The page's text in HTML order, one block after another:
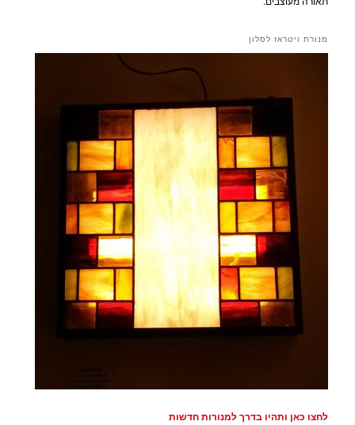
מנורת ויטראז לסלון
לחצו כאן ותהיו בדרך למנורות חדשות